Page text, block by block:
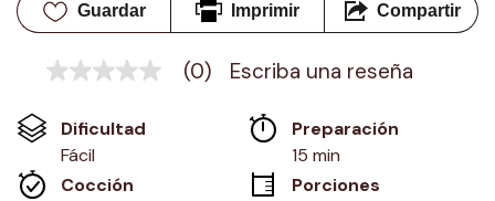
Guardar Imprimir Compartir
Sin
en
misma
página.
(0) Escriba una reseña
Dificultad
Fácil
Preparación
15 min
Cocción
Porciones